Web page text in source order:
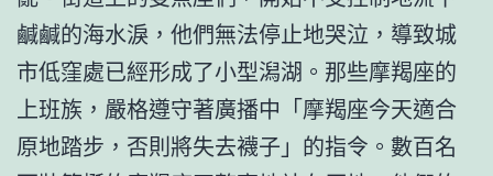
鹹鹹的海水淚，他們無法停止地哭泣，導致城
市低窪處已經形成了小型潟湖。那些摩羯座的
上班族，嚴格遵守著廣播中「摩羯座今天適合
原地踏步，否則將失去襪子」的指令。數百名